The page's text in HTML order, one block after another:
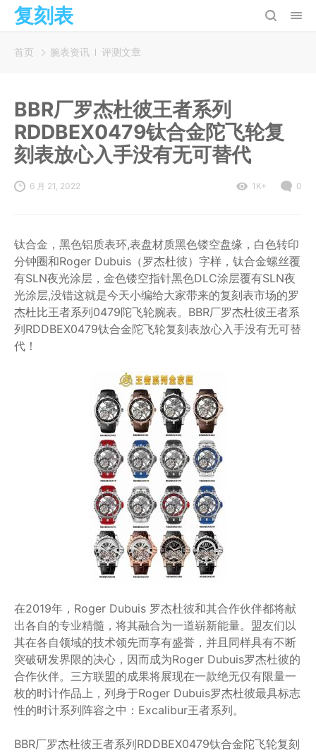
复刻表
首页 腕表资讯 评测文章
BBR厂罗杰杜彼王者系列
RDDBEX0479钛合金陀飞轮复
刻表放心入手没有无可替代
6 月 21, 2022 1K+ 0
钛合金，黑色铝质表环,表盘材质黑色镂空盘缘，白色转印
分钟圈和Roger Dubuis（罗杰杜彼）字样，钛合金螺丝覆
有SLN夜光涂层，金色镂空指针黑色DLC涂层覆有SLN夜
光涂层,没错这就是今天小编给大家带来的复刻表市场的罗
杰杜比王者系列0479陀飞轮腕表。BBR厂罗杰杜彼王者系
列RDDBEX0479钛合金陀飞轮复刻表放心入手没有无可替
代！
在2019年，Roger Dubuis 罗杰杜彼和其合作伙伴都将献
出各自的专业精髓，将其融合为一道崭新能量。盟友们以
其在各自领域的技术领先而享有盛誉，并且同样具有不断
突破研发界限的决心，因而成为Roger Dubuis罗杰杜彼的
合作伙伴。三方联盟的成果将展现在一款绝无仅有限量一
枚的时计作品上，列身于Roger Dubuis罗杰杜彼最具标志
性的时计系列阵容之中：Excalibur王者系列。
BBR厂罗杰杜彼王者系列RDDBEX0479钛合金陀飞轮复刻